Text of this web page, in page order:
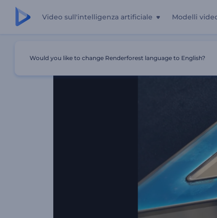
Video sull'intelligenza artificiale Modelli
Would you like to change Renderforest language to English?